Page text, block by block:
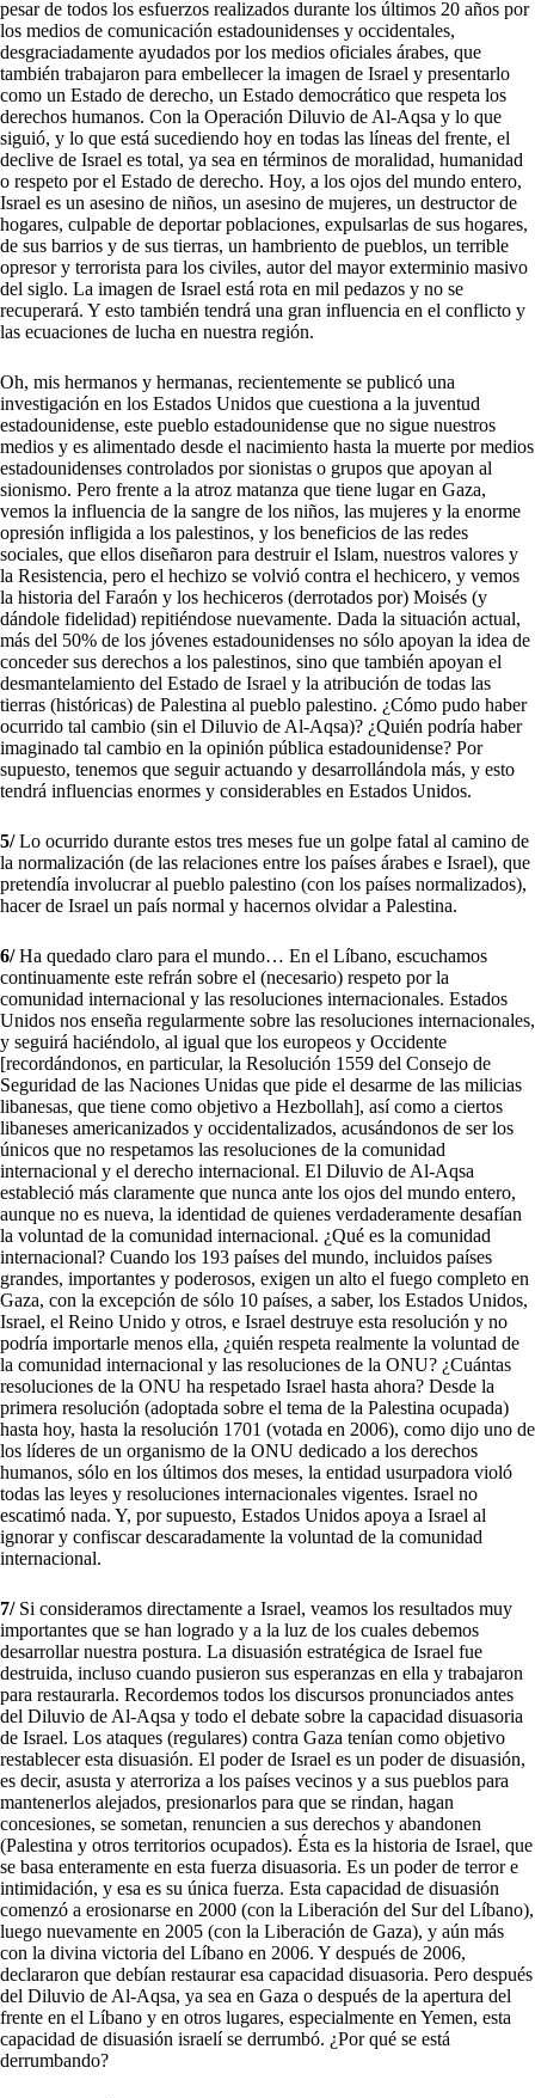
pesar de todos los esfuerzos realizados durante los últimos 20 años por
los medios de comunicación estadounidenses y occidentales,
desgraciadamente ayudados por los medios oficiales árabes, que
también trabajaron para embellecer la imagen de Israel y presentarlo
como un Estado de derecho, un Estado democrático que respeta los
derechos humanos. Con la Operación Diluvio de Al-Aqsa y lo que
siguió, y lo que está sucediendo hoy en todas las líneas del frente, el
declive de Israel es total, ya sea en términos de moralidad, humanidad
o respeto por el Estado de derecho. Hoy, a los ojos del mundo entero,
Israel es un asesino de niños, un asesino de mujeres, un destructor de
hogares, culpable de deportar poblaciones, expulsarlas de sus hogares,
de sus barrios y de sus tierras, un hambriento de pueblos, un terrible
opresor y terrorista para los civiles, autor del mayor exterminio masivo
del siglo. La imagen de Israel está rota en mil pedazos y no se
recuperará. Y esto también tendrá una gran influencia en el conflicto y
las ecuaciones de lucha en nuestra región.
Oh, mis hermanos y hermanas, recientemente se publicó una
investigación en los Estados Unidos que cuestiona a la juventud
estadounidense, este pueblo estadounidense que no sigue nuestros
medios y es alimentado desde el nacimiento hasta la muerte por medios
estadounidenses controlados por sionistas o grupos que apoyan al
sionismo. Pero frente a la atroz matanza que tiene lugar en Gaza,
vemos la influencia de la sangre de los niños, las mujeres y la enorme
opresión infligida a los palestinos, y los beneficios de las redes
sociales, que ellos diseñaron para destruir el Islam, nuestros valores y
la Resistencia, pero el hechizo se volvió contra el hechicero, y vemos
la historia del Faraón y los hechiceros (derrotados por) Moisés (y
dándole fidelidad) repitiéndose nuevamente. Dada la situación actual,
más del 50% de los jóvenes estadounidenses no sólo apoyan la idea de
conceder sus derechos a los palestinos, sino que también apoyan el
desmantelamiento del Estado de Israel y la atribución de todas las
tierras (históricas) de Palestina al pueblo palestino. ¿Cómo pudo haber
ocurrido tal cambio (sin el Diluvio de Al-Aqsa)? ¿Quién podría haber
imaginado tal cambio en la opinión pública estadounidense? Por
supuesto, tenemos que seguir actuando y desarrollándola más, y esto
tendrá influencias enormes y considerables en Estados Unidos.
5/Lo ocurrido durante estos tres meses fue un golpe fatal al camino de
la normalización (de las relaciones entre los países árabes e Israel), que
pretendía involucrar al pueblo palestino (con los países normalizados),
hacer de Israel un país normal y hacernos olvidar a Palestina.
6/Ha quedado claro para el mundo… En el Líbano, escuchamos
continuamente este refrán sobre el (necesario) respeto por la
comunidad internacional y las resoluciones internacionales. Estados
Unidos nos enseña regularmente sobre las resoluciones internacionales,
y seguirá haciéndolo, al igual que los europeos y Occidente
[recordándonos, en particular, la Resolución 1559 del Consejo de
Seguridad de las Naciones Unidas que pide el desarme de las milicias
libanesas, que tiene como objetivo a Hezbollah], así como a ciertos
libaneses americanizados y occidentalizados, acusándonos de ser los
únicos que no respetamos las resoluciones de la comunidad
internacional y el derecho internacional. El Diluvio de Al-Aqsa
estableció más claramente que nunca ante los ojos del mundo entero,
aunque no es nueva, la identidad de quienes verdaderamente desafían
la voluntad de la comunidad internacional. ¿Qué es la comunidad
internacional? Cuando los 193 países del mundo, incluidos países
grandes, importantes y poderosos, exigen un alto el fuego completo en
Gaza, con la excepción de sólo 10 países, a saber, los Estados Unidos,
Israel, el Reino Unido y otros, e Israel destruye esta resolución y no
podría importarle menos ella, ¿quién respeta realmente la voluntad de
la comunidad internacional y las resoluciones de la ONU? ¿Cuántas
resoluciones de la ONU ha respetado Israel hasta ahora? Desde la
primera resolución (adoptada sobre el tema de la Palestina ocupada)
hasta hoy, hasta la resolución 1701 (votada en 2006), como dijo uno de
los líderes de un organismo de la ONU dedicado a los derechos
humanos, sólo en los últimos dos meses, la entidad usurpadora violó
todas las leyes y resoluciones internacionales vigentes. Israel no
escatimó nada. Y, por supuesto, Estados Unidos apoya a Israel al
ignorar y confiscar descaradamente la voluntad de la comunidad
internacional.
7/Si consideramos directamente a Israel, veamos los resultados muy
importantes que se han logrado y a la luz de los cuales debemos
desarrollar nuestra postura. La disuasión estratégica de Israel fue
destruida, incluso cuando pusieron sus esperanzas en ella y trabajaron
para restaurarla. Recordemos todos los discursos pronunciados antes
del Diluvio de Al-Aqsa y todo el debate sobre la capacidad disuasoria
de Israel. Los ataques (regulares) contra Gaza tenían como objetivo
restablecer esta disuasión. El poder de Israel es un poder de disuasión,
es decir, asusta y aterroriza a los países vecinos y a sus pueblos para
mantenerlos alejados, presionarlos para que se rindan, hagan
concesiones, se sometan, renuncien a sus derechos y abandonen
(Palestina y otros territorios ocupados). Ésta es la historia de Israel, que
se basa enteramente en esta fuerza disuasoria. Es un poder de terror e
intimidación, y esa es su única fuerza. Esta capacidad de disuasión
comenzó a erosionarse en 2000 (con la Liberación del Sur del Líbano),
luego nuevamente en 2005 (con la Liberación de Gaza), y aún más
con la divina victoria del Líbano en 2006. Y después de 2006,
declararon que debían restaurar esa capacidad disuasoria. Pero después
del Diluvio de Al-Aqsa, ya sea en Gaza o después de la apertura del
frente en el Líbano y en otros lugares, especialmente en Yemen, esta
capacidad de disuasión israelí se derrumbó. ¿Por qué se está
derrumbando?